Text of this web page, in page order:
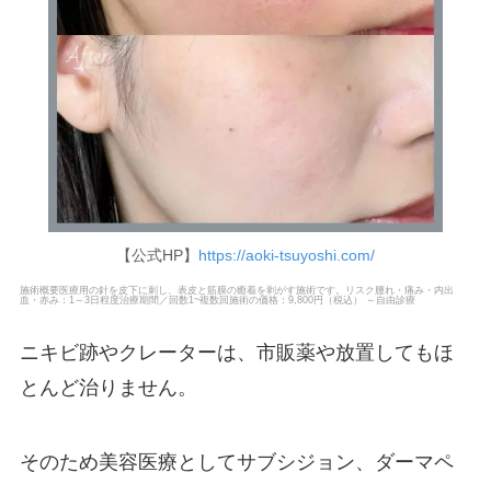
【公式HP】 https://aoki-tsuyoshi.com/
施術概要医療用の針を皮下に刺し、表皮と筋膜の癒着を剥がす施術です。リスク腫れ・痛み・内出
血・赤み：1～3日程度治療期間／回数1~複数回施術の価格：9,800円（税込） ～自由診療
ニキビ跡やクレーターは、市販薬や放置してもほ
とんど治りません。
そのため美容医療としてサブシジョン、ダーマペ